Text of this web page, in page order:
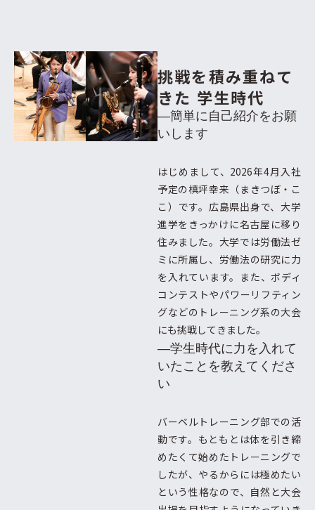
挑戦を積み重ねて
きた 学生時代
―簡単に自己紹介をお願
いします
はじめまして、2026年4月入社
予定の槙坪幸来（まきつぼ・こ
こ）です。広島県出身で、大学
進学をきっかけに名古屋に移り
住みました。大学では労働法ゼ
ミに所属し、労働法の研究に力
を入れています。また、ボディ
コンテストやパワーリフティン
グなどのトレーニング系の大会
にも挑戦してきました。
―学生時代に力を入れて
いたことを教えてくださ
い
バーベルトレーニング部での活
動です。もともとは体を引き締
めたくて始めたトレーニングで
したが、やるからには極めたい
という性格なので、自然と大会